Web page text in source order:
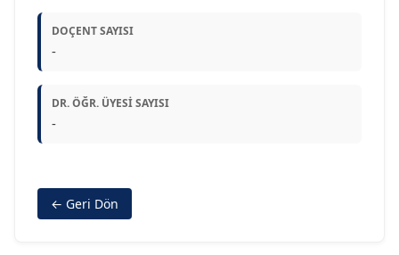
DOÇENT SAYISI
-
DR. ÖĞR. ÜYESI SAYISI
-
← Geri Dön